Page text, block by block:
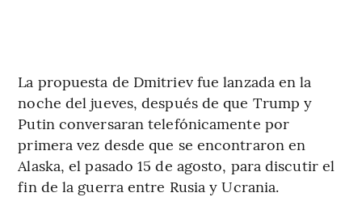
La propuesta de Dmitriev fue lanzada en la
noche del jueves, después de que Trump y
Putin conversaran telefónicamente por
primera vez desde que se encontraron en
Alaska, el pasado 15 de agosto, para discutir el
fin de la guerra entre Rusia y Ucrania.